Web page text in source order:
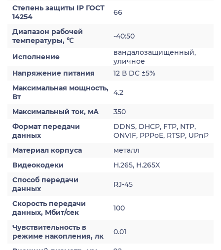
Степень защиты IP ГОСТ
14254
66
Диапазон рабочей
температуры, ℃
-40:50
Исполнение
вандалозащищенный,
уличное
Напряжение питания
12 В DC ±5%
Максимальная мощность,
Вт
4.2
Максимальный ток, мА
350
Формат передачи
данных
DDNS, DHCP, FTP, NTP,
ONVIF, PPPoE, RTSP, UPnP
Материал корпуса
металл
Видеокодеки
H.265, H.265X
Способ передачи
данных
RJ-45
Скорость передачи
данных, Мбит/сек
100
Чувствительность в
режиме накопления, лк
0.01